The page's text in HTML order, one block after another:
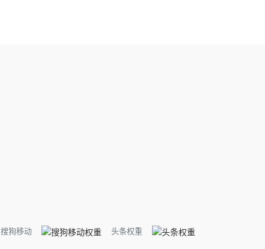
搜狗移动
头条权重